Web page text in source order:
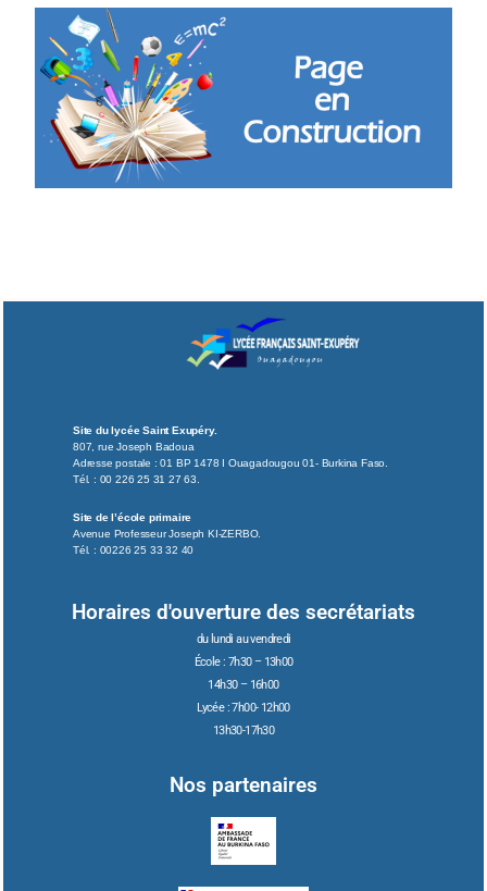
Site du lycée Saint Exupéry.
807, rue Joseph Badoua
Adresse postale : 01 BP 1478 I Ouagadougou 01- Burkina Faso.
Tél. : 00 226 25 31 27 63.
Site de l’école primaire
Avenue Professeur Joseph KI-ZERBO.
Tél. : 00226 25 33 32 40
Horaires d'ouverture des secrétariats
du lundi au vendredi
École : 7h30 – 13h00
14h30 – 16h00
Lycée : 7h00- 12h00
13h30-17h30
Nos partenaires